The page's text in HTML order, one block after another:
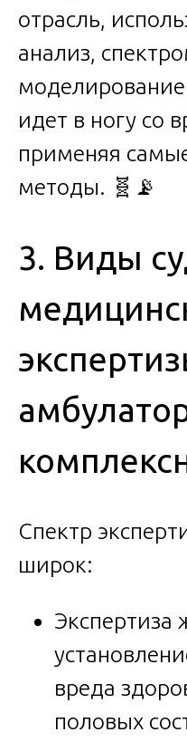
отрасль,
анализ,
идет в ногу со
применяя
методы. 🧬📡
3. Виды
Спектр
широк:
вреда
половых